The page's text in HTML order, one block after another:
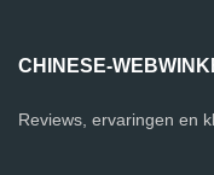
CHINESE-
Reviews, ervaringen en